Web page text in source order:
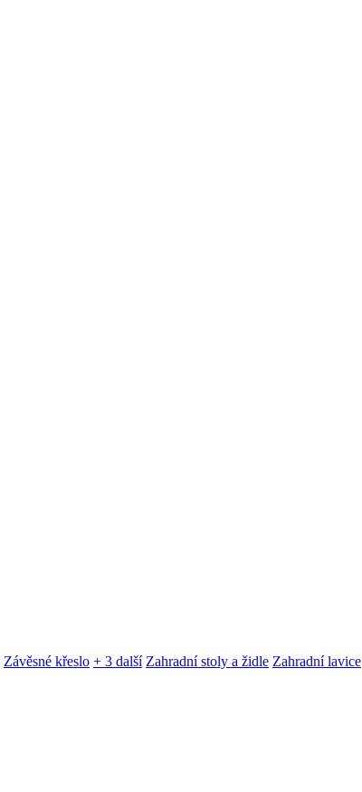
Závěsné křeslo + 3 další Zahradní stoly a židle Zahradní lavice